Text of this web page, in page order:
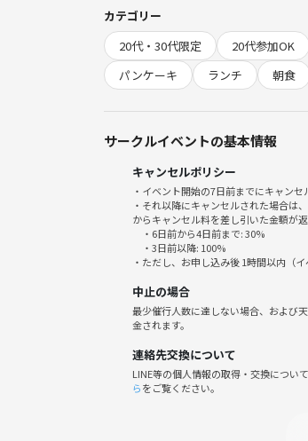
禁止事項
勧誘、ナンパ
他サークルの宣伝
主催者の指示に従わない
その他迷惑行為
カテゴリー
20代・30代限定
20代参加OK
パンケーキ
ランチ 朝食
サークルイベントの基本情報
キャンセルポリシー
・イベント開始の7日前までにキャン
・それ以降にキャンセルされた場合は
からキャンセル料を差し引いた金額が返
・6日前から4日前まで: 30%
・3日前以降: 100%
・ただし、お申し込み後 1時間以内（
中止の場合
最少催行人数に達しない場合、および
金されます。
連絡先交換について
LINE等の個人情報の取得・交換につい
らをご覧ください。